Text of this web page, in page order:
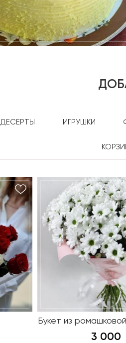
ДЕСЕРТЫ ИГРУШКИ
Букет из
3 000